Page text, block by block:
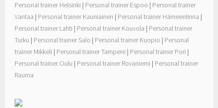
Personal trainer Helsinki | Personal trainer Espoo | Personal trainer
Vantaa | Personal trainer Kauniainen | Personal trainer Hämeenlinna |
Personal trainer Lahti | Personal trainer Kouvola | Personal trainer
Turku | Personal trainer Salo | Personal trainer Kuopio | Personal
trainer Mikkeli | Personal trainer Tampere | Personal trainer Pori |
Personal trainer Oulu | Personal trainer Rovaniemi | Personal trainer
Rauma